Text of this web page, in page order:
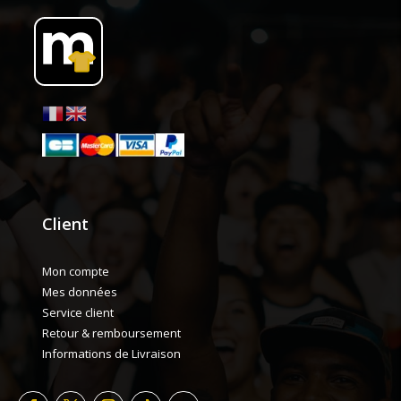
Client
Mon compte
Mes données
Service client
Retour & remboursement
Informations de Livraison